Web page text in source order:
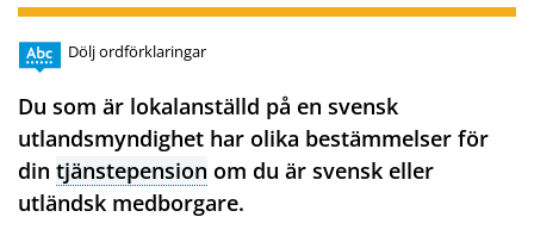
Dölj ordförklaringar
Du som är lokalanställd på en svensk
utlandsmyndighet har olika bestämmelser för
din tjänstepension om du är svensk eller
utländsk medborgare.